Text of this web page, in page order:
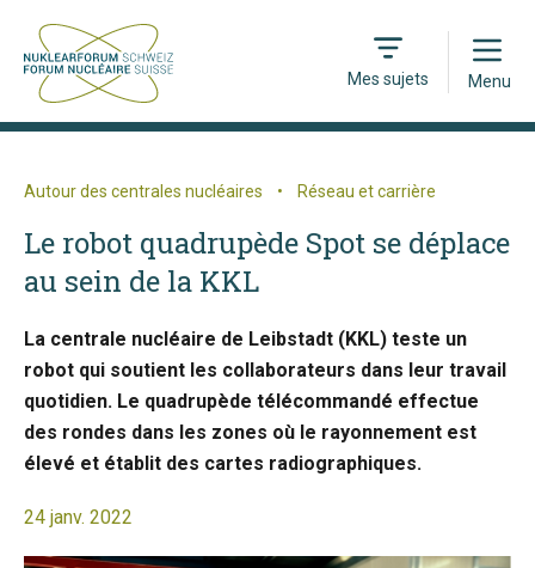
Mes sujets
Open
Menu
Autour des centrales nucléaires • Réseau et carrière
Le robot quadrupède Spot se déplace
au sein de la KKL
La centrale nucléaire de Leibstadt (KKL) teste un
robot qui soutient les collaborateurs dans leur travail
quotidien. Le quadrupède télécommandé effectue
des rondes dans les zones où le rayonnement est
élevé et établit des cartes radiographiques.
24 janv. 2022